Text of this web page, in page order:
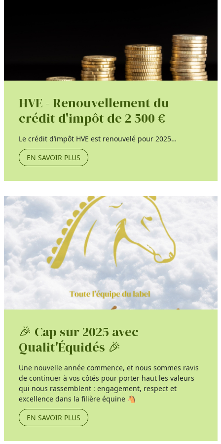
HVE - Renouvellement du
crédit d'impôt de 2 500 €
Le crédit d’impôt HVE est renouvelé pour 2025…
EN SAVOIR PLUS
🎉 Cap sur 2025 avec
Qualit'Équidés 🎉
Une nouvelle année commence, et nous sommes ravis
de continuer à vos côtés pour porter haut les valeurs
qui nous rassemblent : engagement, respect et
excellence dans la filière équine 🐴
EN SAVOIR PLUS